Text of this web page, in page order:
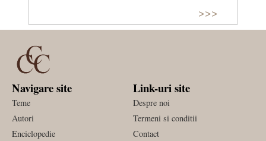
>>>
Navigare site
Teme
Autori
Enciclopedie
Link-uri site
Despre noi
Termeni si conditii
Contact